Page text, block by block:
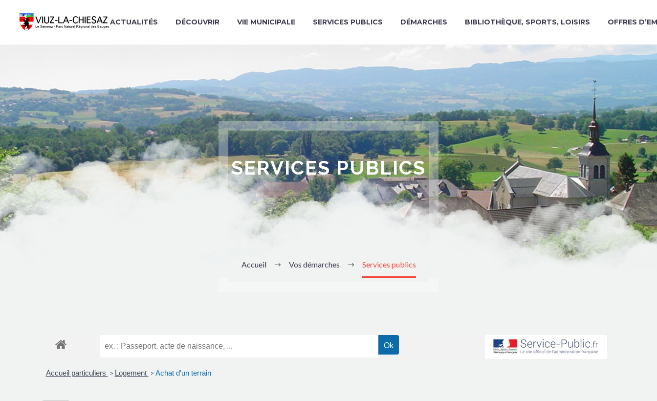
ACTUALITÉS DÉCOUVRIR VIE MUNICIPALE SERVICES PUBLICS DÉMARCHES BIBLIOTHÈQUE, SPORTS, LOISIRS OFFRES
SERVICES PUBLICS
Accueil Vos démarches Services publics
Accueil particuliers > Logement > Achat d'un terrain